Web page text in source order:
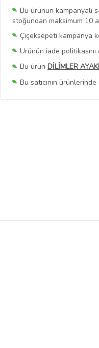
Bu ürünün kampanyalı
stoğundan maksimum 10
Çiçeksepeti kampanya
Ürünün iade
Bu ürün DİLİMLER
Bu satıcının
Bu SatıcınınTüm